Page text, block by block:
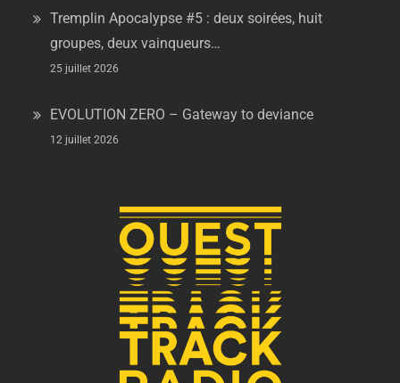
Tremplin Apocalypse #5 : deux soirées, huit
groupes, deux vainqueurs…
25 juillet 2026
EVOLUTION ZERO – Gateway to deviance
12 juillet 2026